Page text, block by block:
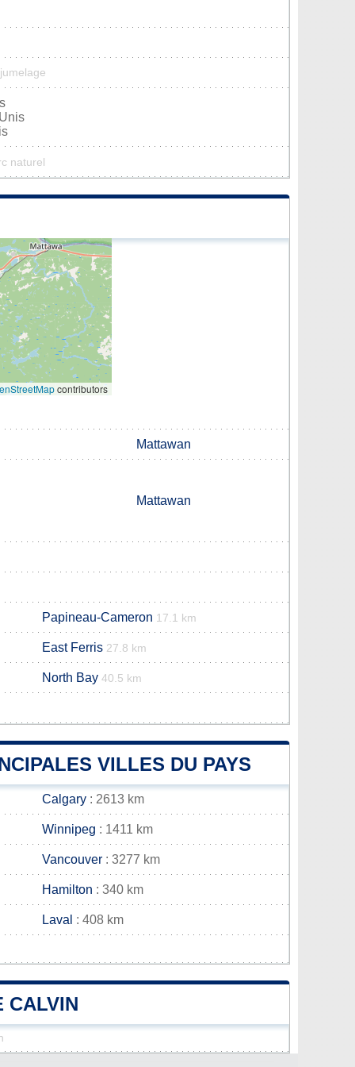
naturel
contributors
Mattawan
Mattawan
Papineau-Cameron 17.1 km
East Ferris 27.8 km
North Bay 40.5 km
VILLES DU PAYS
Calgary : 2613 km
Winnipeg : 1411 km
Vancouver : 3277 km
Hamilton : 340 km
Laval : 408 km
CALVIN